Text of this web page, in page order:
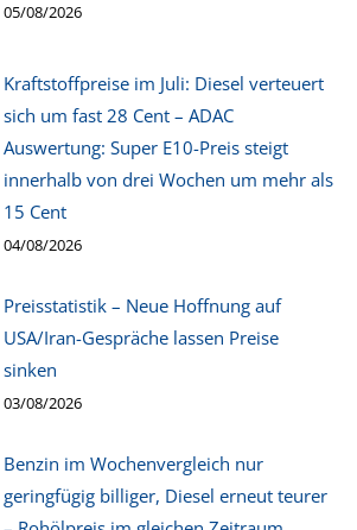
05/08/2026
Kraftstoffpreise im Juli: Diesel verteuert
sich um fast 28 Cent – ADAC
Auswertung: Super E10-Preis steigt
innerhalb von drei Wochen um mehr als
15 Cent
04/08/2026
Preisstatistik – Neue Hoffnung auf
USA/Iran-Gespräche lassen Preise
sinken
03/08/2026
Benzin im Wochenvergleich nur
geringfügig billiger, Diesel erneut teurer